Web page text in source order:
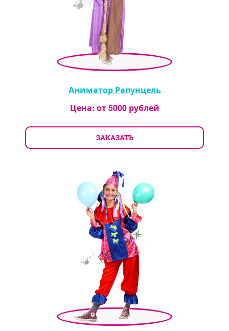
Аниматор Рапунцель
Цена: от5000рублей
ЗАКАЗАТЬ